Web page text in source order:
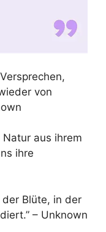
von
aus ihrem
ihre
der Blüte, in der
– Unknown